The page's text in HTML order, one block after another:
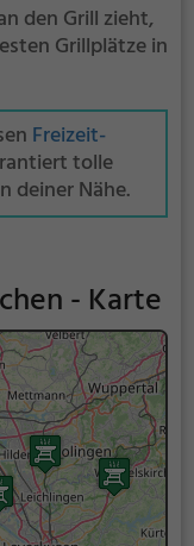
den Grill zieht,
Grillplätze in
Freizeit-
tolle
deiner Nähe.
- Karte